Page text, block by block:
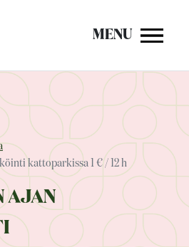
MENU
kattoparkissa 1 € / 12 h
AJAN